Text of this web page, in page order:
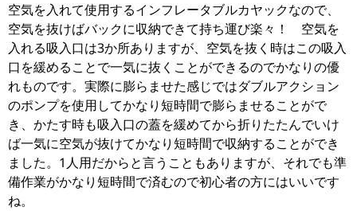
空気を入れて使用するインフレータブルカヤックなので、
空気を抜けばバックに収納できて持ち運び楽々！ 空気を
入れる吸入口は3か所ありますが、空気を抜く時はこの吸入
口を緩めることで一気に抜くことができるのでかなりの優
れものです。実際に膨らませた感じではダブルアクション
のポンプを使用してかなり短時間で膨らませることがで
き、かたす時も吸入口の蓋を緩めてから折りたたんでいけ
ば一気に空気が抜けてかなり短時間で収納することができ
ました。1人用だからと言うこともありますが、それでも準
備作業がかなり短時間で済むので初心者の方にはいいです
ね。